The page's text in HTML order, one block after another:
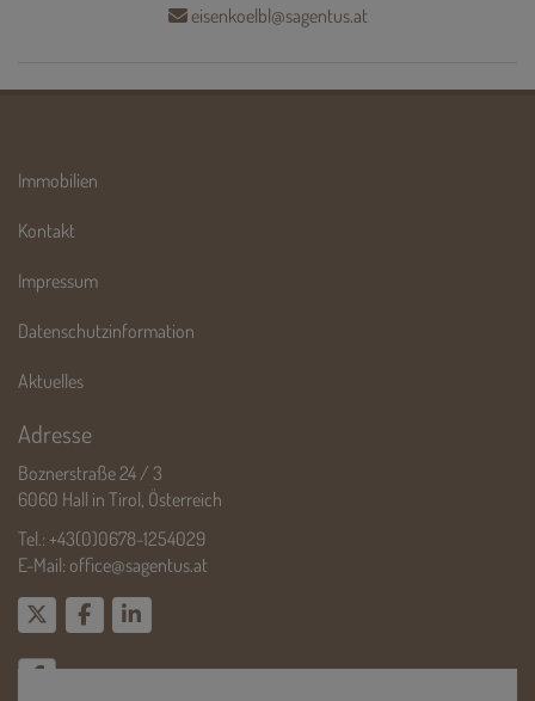
eisenkoelbl@sagentus.at
Immobilien
Kontakt
Impressum
Datenschutzinformation
Aktuelles
Adresse
Boznerstraße 24 / 3
6060 Hall in Tirol, Österreich
Tel.: +43(0)0678-1254029
E-Mail: office@sagentus.at